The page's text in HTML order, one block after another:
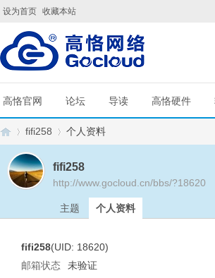
设为首页 收藏本站
高恪官网 论坛 导读 高恪硬件
fifi258 个人资料
fifi258
http://www.gocloud.cn/bbs/?18620
主题 个人资料
fifi258(UID: 18620)
邮箱状态
未验证